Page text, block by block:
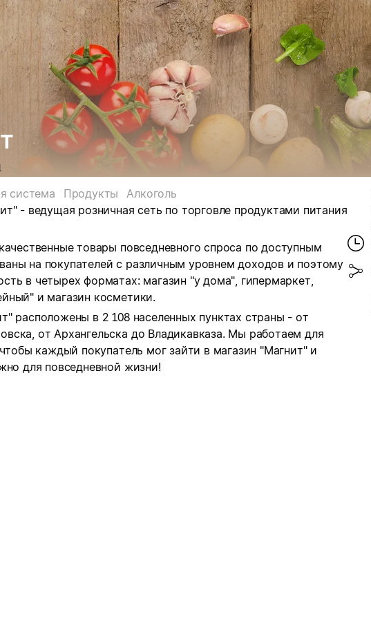
система Продукты
Алкоголь
- ведущая розничная сеть по торговле продуктами питания
товары повседневного спроса по доступным
на покупателей с различным уровнем доходов и поэтому
в четырех форматах: магазин "у дома", гипермаркет,
и магазин косметики.
расположены в 2 108 населенных пунктах страны - от
от Архангельска до Владикавказа. Мы работаем для
каждый покупатель мог зайти в магазин "Магнит" и
для повседневной жизни!